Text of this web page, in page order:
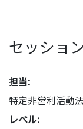
セッショ
担当:
特定非営利活動
レベル: